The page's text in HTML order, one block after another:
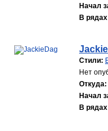
Начал
В
Стили:
Нет
Откуда:
Начал
В